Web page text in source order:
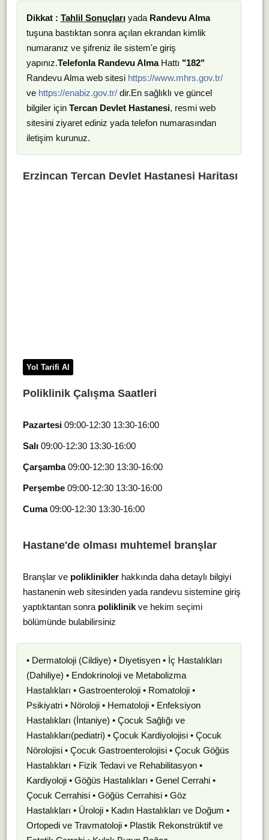
Dikkat : Tahlil Sonuçlarıyada Randevu Alma
tuşuna bastıktan sonra açılan ekrandan kimlik
numaranız ve şifreniz ile sistem'e giriş
yapınız.Telefonla Randevu AlmaHattı "182"
Randevu Alma web sitesi https://www.mhrs.gov.tr/
ve https://enabiz.gov.tr/dir.En sağlıklı ve güncel
bilgiler için Tercan Devlet Hastanesi, resmi web
sitesini ziyaret ediniz yada telefon numarasından
iletişim kurunuz.
Erzincan Tercan Devlet Hastanesi Haritası
Yol Tarifi Al
Poliklinik Çalışma Saatleri
Pazartesi09:00-12:30 13:30-16:00
Salı09:00-12:30 13:30-16:00
Çarşamba09:00-12:30 13:30-16:00
Perşembe09:00-12:30 13:30-16:00
Cuma09:00-12:30 13:30-16:00
Hastane'de olması muhtemel branşlar
Branşlar ve polikliniklerhakkında daha detaylı bilgiyi
hastanenin web sitesinden yada randevu sistemine giriş
yaptıktantan sonra poliklinikve hekim seçimi
bölümünde bulabilirsiniz
• Dermatoloji (Cildiye) • Diyetisyen • İç Hastalıkları
(Dahiliye) • Endokrinoloji ve Metabolizma
Hastalıkları • Gastroenteroloji • Romatoloji •
Psikiyatri • Nöroloji • Hematoloji • Enfeksiyon
Hastalıkları (İntaniye) • Çocuk Sağlığı ve
Hastalıkları(pediatri) • Çocuk Kardiyolojisi • Çocuk
Nörolojisi • Çocuk Gastroenterolojisi • Çocuk Göğüs
Hastalıkları • Fizik Tedavi ve Rehabilitasyon •
Kardiyoloji • Göğüs Hastalıkları • Genel Cerrahi •
Çocuk Cerrahisi • Göğüs Cerrahisi • Göz
Hastalıkları • Üroloji • Kadın Hastalıkları ve Doğum •
Ortopedi ve Travmatoloji • Plastik Rekonstrüktif ve